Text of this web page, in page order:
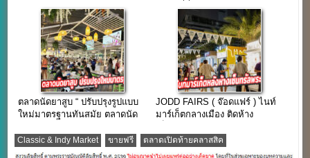
พร้อมที่นั่งพักชิลล์ ย่านประดิพัทธ์
ตลาดนัดยาสูบ “ ปรับปรุงรูปแบบ
ใหม่มาตรฐานทันสมัย ตลาดนัด
JODD FAIRS ( จ๊อดแฟร์ ) ไนท์
มาร์เก็ตกลางเมือง ติดห้าง
Classic & Indy Market ขายฟรี ตลาดเปิดท้ายคลาสสิค